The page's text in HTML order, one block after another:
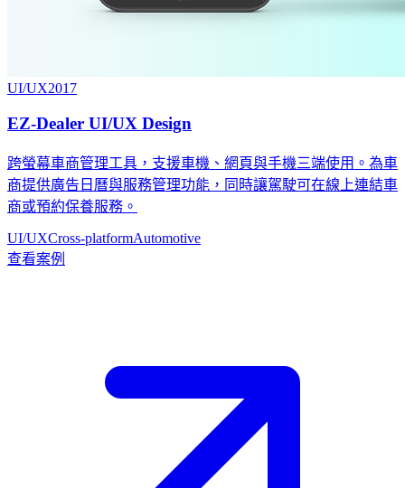
UI/UX2017
EZ-Dealer UI/UX Design
跨螢幕車商管理工具，支援車機、網頁與手機三端使用。為車
商提供廣告日曆與服務管理功能，同時讓駕駛可在線上連結車
商或預約保養服務。
UI/UXCross-platformAutomotive
查看案例